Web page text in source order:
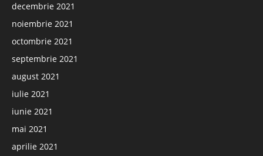
decembrie 2021
noiembrie 2021
octombrie 2021
septembrie 2021
august 2021
iulie 2021
iunie 2021
mai 2021
aprilie 2021